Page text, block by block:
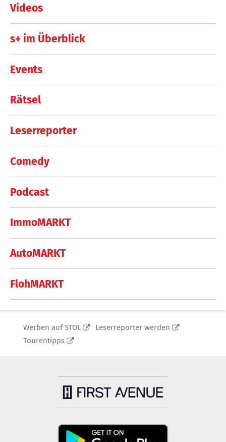
Videos
s+ im Überblick
Events
Rätsel
Leserreporter
Comedy
Podcast
ImmoMARKT
AutoMARKT
FlohMARKT
Werben auf STOL
Leserreporter werden
Tourentipps